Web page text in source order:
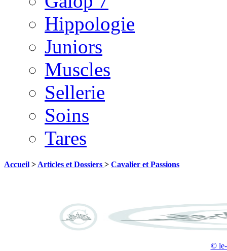
Hippologie
Juniors
Muscles
Sellerie
Soins
Tares
Accueil > Articles et Dossiers > Cavalier et Passions
© le-